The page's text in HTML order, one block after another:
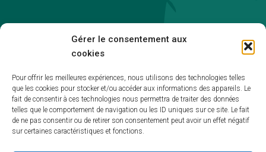
Gérer le consentement aux
cookies
Pour offrir les meilleures expériences, nous utilisons des technologies telles
que les cookies pour stocker et/ou accéder aux informations des appareils. Le
fait de consentir à ces technologies nous permettra de traiter des données
telles que le comportement de navigation ou les ID uniques sur ce site. Le fait
de ne pas consentir ou de retirer son consentement peut avoir un effet négatif
sur certaines caractéristiques et fonctions.
Accessibilité